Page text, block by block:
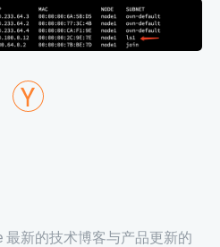
最新的技术博客与产品更新的